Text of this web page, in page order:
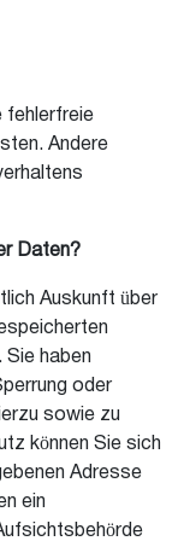
fehlerfreie
Andere
Daten?
Auskunft über
Sie haben
oder
sowie zu
können Sie sich
Adresse
ein